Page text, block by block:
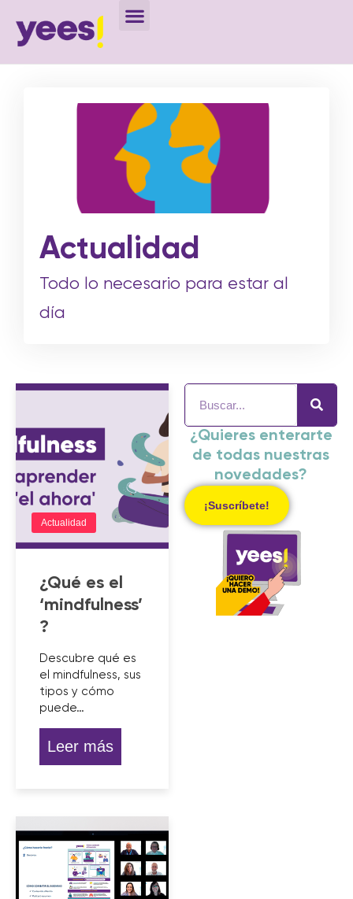
Actualidad
Todo lo necesario para estar al
día
Actualidad
¿Qué es el
‘mindfulness’
?
Descubre qué es
el mindfulness, sus
tipos y cómo
puede…
Leer más
¿Quieres enterarte
de todas nuestras
novedades?
¡Suscríbete!